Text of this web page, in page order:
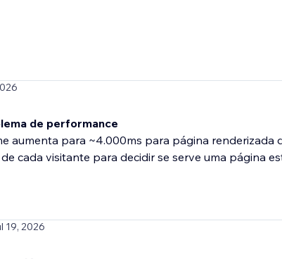
de performance
aumenta para ~4.000ms para página renderizada
cada visitante para decidir se serve uma página
19, 2026